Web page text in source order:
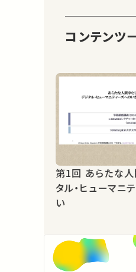
コンテンツ
第1回 あらたな人間学としてのデジ
タル・ヒューマニ
い